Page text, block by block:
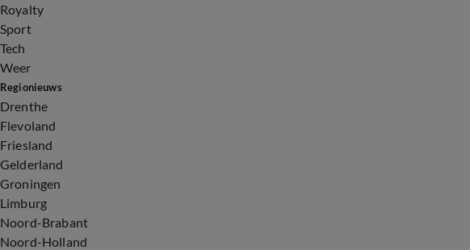
Royalty
Sport
Tech
Weer
Regionieuws
Drenthe
Flevoland
Friesland
Gelderland
Groningen
Limburg
Noord-Brabant
Noord-Holland